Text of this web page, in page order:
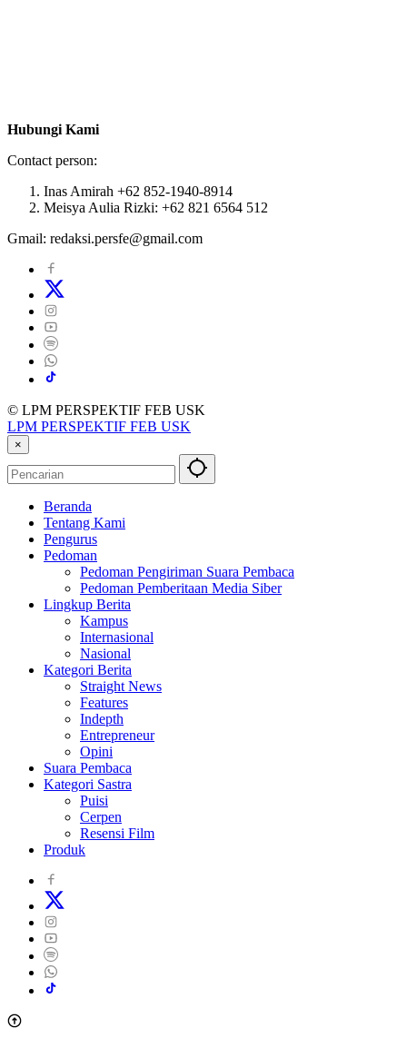
Hubungi Kami
Contact person:
Inas Amirah +62 852-1940-8914
Meisya Aulia Rizki: +62 821 6564 512
Gmail: redaksi.persfe@gmail.com
© LPM PERSPEKTIF FEB USK
LPM PERSPEKTIF FEB USK
×
Beranda
Tentang Kami
Pengurus
Pedoman
Pedoman Pengiriman Suara Pembaca
Pedoman Pemberitaan Media Siber
Lingkup Berita
Kampus
Internasional
Nasional
Kategori Berita
Straight News
Features
Indepth
Entrepreneur
Opini
Suara Pembaca
Kategori Sastra
Puisi
Cerpen
Resensi Film
Produk